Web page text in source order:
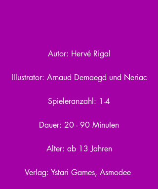
Autor: Hervé Rigal
Illustrator: Arnaud Demaegd und Neriac
Spieleranzahl: 1-4
Dauer: 20 - 90 Minuten
Alter: ab 13 Jahren
Verlag: Ystari Games, Asmodee